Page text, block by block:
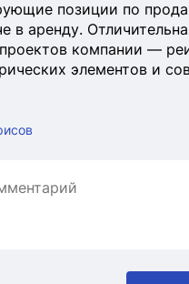
позиции по
в аренду.
компании —
элементов и